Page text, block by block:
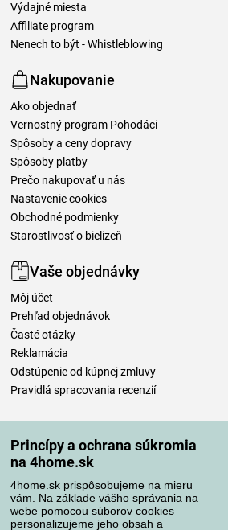
Princípy a ochrana súkromia
na 4home.sk
4home.sk prispôsobujeme na mieru
vám. Na základe vášho správania na
webe pomocou súborov cookies
personalizujeme jeho obsah a
Výdajné miesta
Affiliate program
Nenech to být - Whistleblowing
Nakupovanie
Ako objednať
Vernostný program Pohodáci
Spôsoby a ceny dopravy
Spôsoby platby
Prečo nakupovať u nás
Nastavenie cookies
Obchodné podmienky
Starostlivosť o bielizeň
Vaše objednávky
Môj účet
Prehľad objednávok
Časté otázky
Reklamácia
Odstúpenie od kúpnej zmluvy
Pravidlá spracovania recenzií
Spôsoby platby